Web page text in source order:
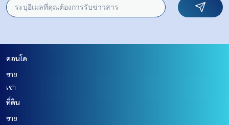
คอนโด
ขาย
เช่า
ที่ดิน
ขาย